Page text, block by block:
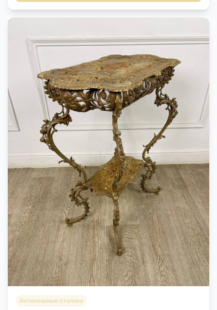
Антикварные столики